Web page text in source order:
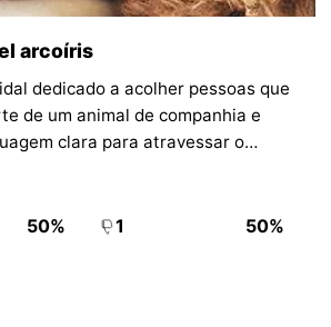
arcoíris
dedicado a acolher pessoas que
de um animal de companhia e
clara para atravessar o
50% 1 50%